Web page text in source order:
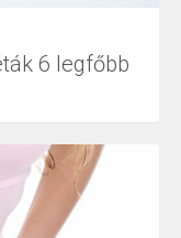
6 legfőbb